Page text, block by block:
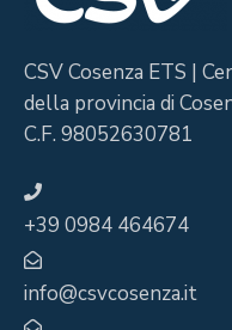
CSV Cosenza ETS |
della provincia di
C.F. 98052630781
+39 0984 464674
info@csvcosenza.it